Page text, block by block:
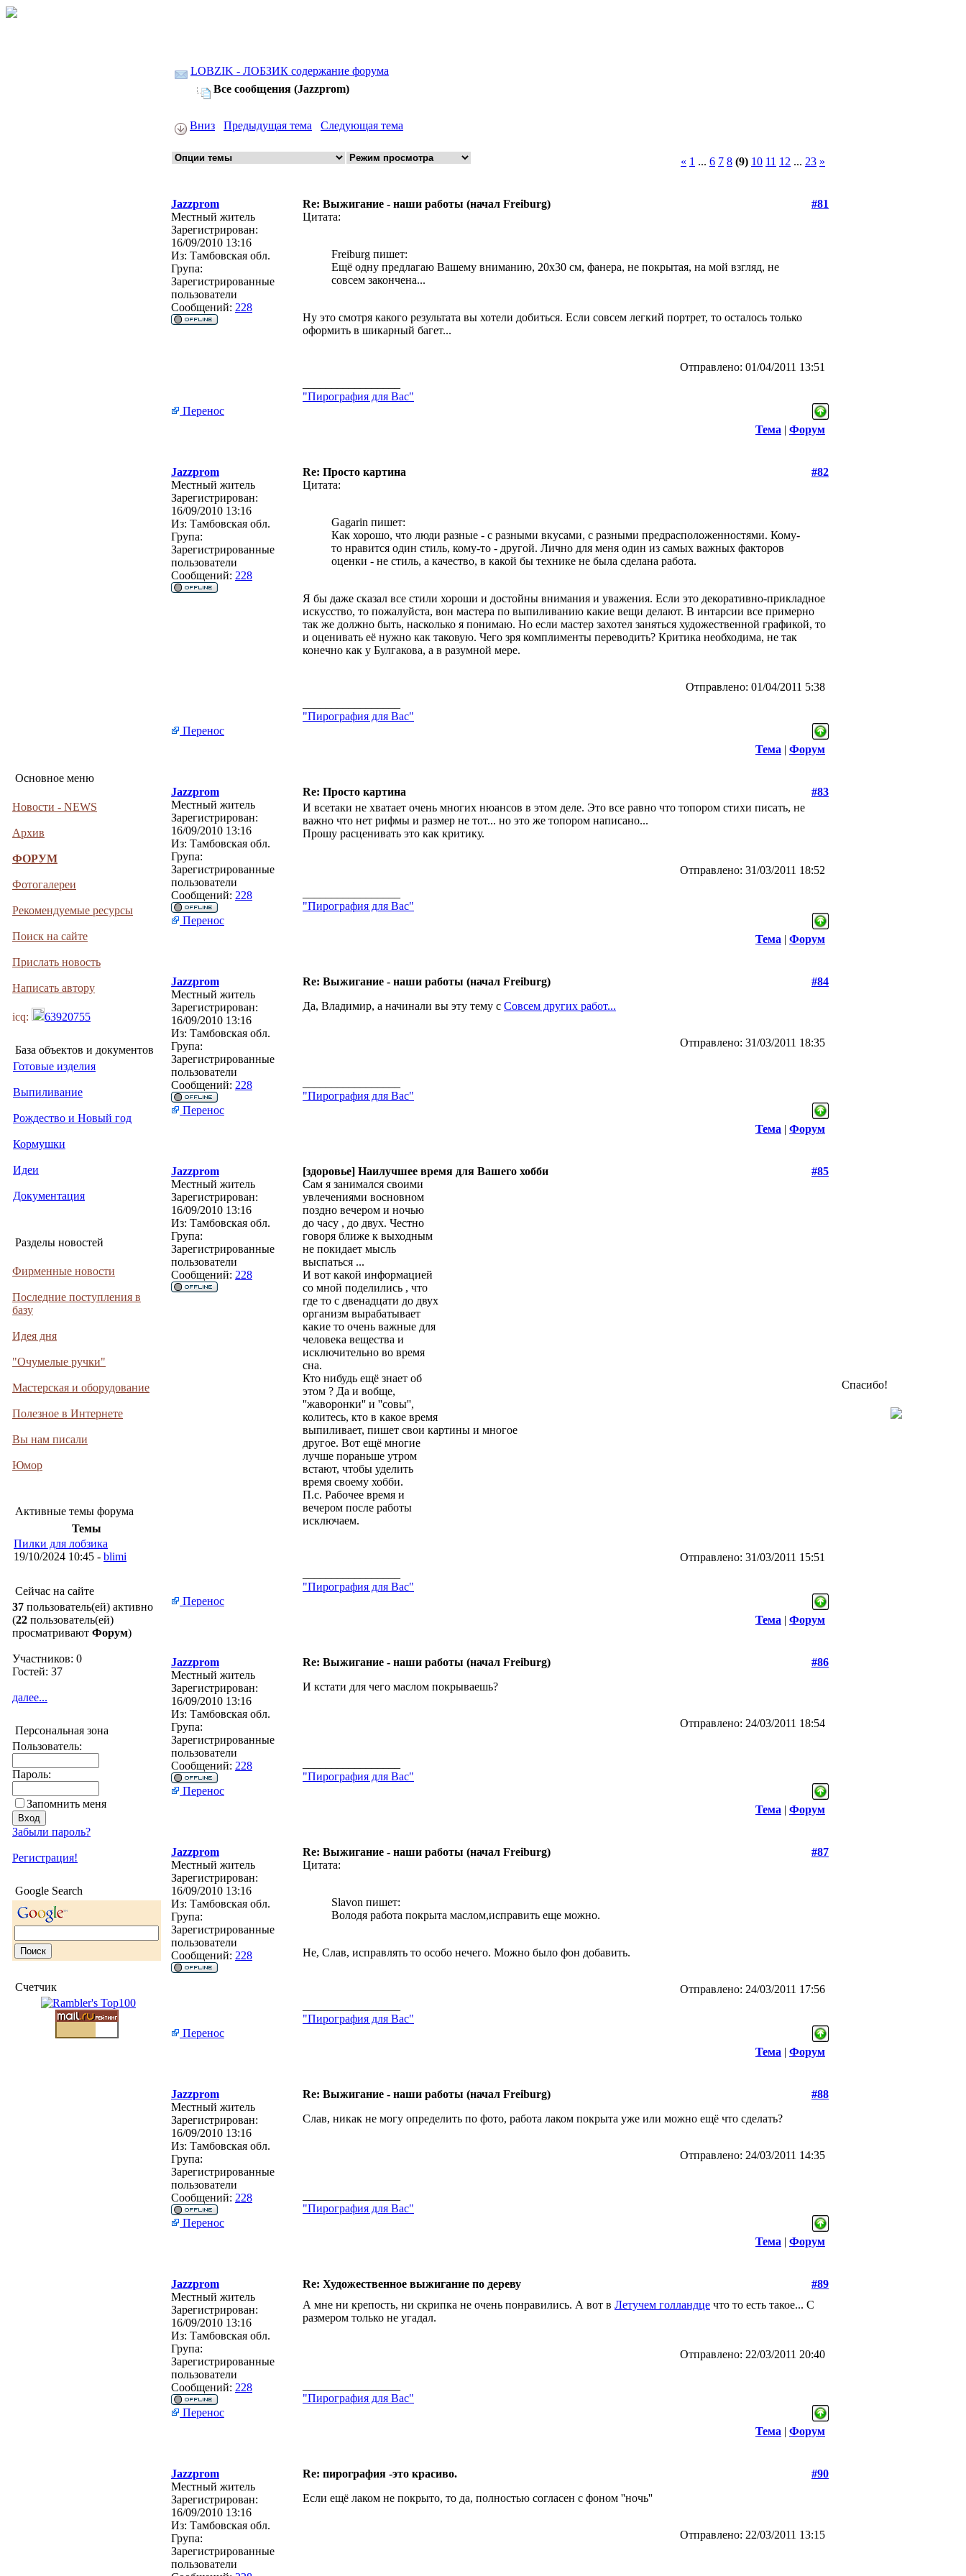
Основное меню
Новости - NEWS
Архив
ФОРУМ
Фотогалереи
Рекомендуемые ресурсы
Поиск на сайте
Прислать новость
Написать автору
icq: 63920755
База объектов и документов
Готовые изделия
Выпиливание
Рождество и Новый год
Кормушки
Идеи
Документация
Разделы новостей
Фирменные новости
Последние поступления в
базу
Идея дня
"Очумелые ручки"
Мастерская и оборудование
Полезное в Интернете
Вы нам писали
Юмор
Активные темы форума
Темы
Пилки для лобзика
19/10/2024 10:45 - blimi
Сейчас на сайте
37 пользователь(ей) активно
(22 пользователь(ей)
просматривают Форум)
Участников: 0
Гостей: 37
далее...
Персональная зона
Пользователь:
Пароль:
Запомнить меня
Забыли пароль?
Регистрация!
Google Search
Счетчик
LOBZIK - ЛОБЗИК содержание форума
Все сообщения (Jazzprom)
Вниз Предыдущая тема Следующая тема
« 1 ... 6 7 8 (9) 10 11 12 ... 23 »
Jazzprom Re: Выжигание - наши работы (начал Freiburg)
#81
Местный житель
Зарегистрирован:
16/09/2010 13:16
Из: Тамбовская обл.
Група:
Зарегистрированные
пользователи
Сообщений: 228
Цитата:
Freiburg пишет:
Ещё одну предлагаю Вашему вниманию, 20х30 см, фанера, не покрытая, на мой взгляд, не
совсем закончена...
Ну это смотря какого результата вы хотели добиться. Если совсем легкий портрет, то осталось только
оформить в шикарный багет...
Отправлено: 01/04/2011 13:51
"Пирография для Вас"
Перенос
Тема | Форум
Jazzprom Re: Просто картина
#82
Местный житель
Зарегистрирован:
16/09/2010 13:16
Из: Тамбовская обл.
Група:
Зарегистрированные
пользователи
Сообщений: 228
Цитата:
Gagarin пишет:
Как хорошо, что люди разные - с разными вкусами, с разными предрасположенностями. Кому-
то нравится один стиль, кому-то - другой. Лично для меня один из самых важных факторов
оценки - не стиль, а качество, в какой бы технике не была сделана работа.
Я бы даже сказал все стили хороши и достойны внимания и уважения. Если это декоративно-прикладное
искусство, то пожалуйста, вон мастера по выпиливанию какие вещи делают. В интарсии все примерно
так же должно быть, насколько я понимаю. Но если мастер захотел заняться художественной графикой, то
и оценивать её нужно как таковую. Чего зря комплименты переводить? Критика необходима, не так
конечно как у Булгакова, а в разумной мере.
Отправлено: 01/04/2011 5:38
"Пирография для Вас"
Перенос
Тема | Форум
Jazzprom Re: Просто картина
#83
Местный житель
Зарегистрирован:
16/09/2010 13:16
Из: Тамбовская обл.
Група:
Зарегистрированные
пользователи
Сообщений: 228
И всетаки не хватает очень многих нюансов в этом деле. Это все равно что топором стихи писать, не
важно что нет рифмы и размер не тот... но это же топором написано...
Прошу расценивать это как критику.
Отправлено: 31/03/2011 18:52
"Пирография для Вас"
Перенос
Тема | Форум
Jazzprom Re: Выжигание - наши работы (начал Freiburg)
#84
Местный житель
Зарегистрирован:
16/09/2010 13:16
Из: Тамбовская обл.
Група:
Зарегистрированные
пользователи
Сообщений: 228
Да, Владимир, а начинали вы эту тему с Совсем других работ...
Отправлено: 31/03/2011 18:35
"Пирография для Вас"
Перенос
Тема | Форум
Jazzprom [здоровье] Наилучшее время для Вашего хобби
#85
Местный житель
Зарегистрирован:
16/09/2010 13:16
Из: Тамбовская обл.
Група:
Зарегистрированные
пользователи
Сообщений: 228
Сам я занимался своими
увлечениями восновном
поздно вечером и ночью
до часу , до двух. Честно
говоря ближе к выходным
не покидает мысль
выспаться ...
И вот какой информацией
со мной поделились , что
где то с двенадцати до двух
организм вырабатывает
какие то очень важные для
человека вещества и
исключительно во время
сна.
Кто нибудь ещё знает об
этом ? Да и вобще,
''жаворонки'' и ''совы'',
колитесь, кто в какое время
выпиливает, пишет свои картины и многое
другое. Вот ещё многие
лучше пораньше утром
встают, чтобы уделить
время своему хобби.
П.с. Рабочее время и
вечером после работы
исключаем.
Отправлено: 31/03/2011 15:51
"Пирография для Вас"
Перенос
Тема | Форум
Jazzprom Re: Выжигание - наши работы (начал Freiburg)
#86
Местный житель
Зарегистрирован:
16/09/2010 13:16
Из: Тамбовская обл.
Група:
Зарегистрированные
пользователи
Сообщений: 228
И кстати для чего маслом покрываешь?
Отправлено: 24/03/2011 18:54
"Пирография для Вас"
Перенос
Тема | Форум
Jazzprom Re: Выжигание - наши работы (начал Freiburg)
#87
Местный житель
Зарегистрирован:
16/09/2010 13:16
Из: Тамбовская обл.
Група:
Зарегистрированные
пользователи
Сообщений: 228
Цитата:
Slavon пишет:
Володя работа покрыта маслом,исправить еще можно.
Не, Слав, исправлять то особо нечего. Можно было фон добавить.
Отправлено: 24/03/2011 17:56
"Пирография для Вас"
Перенос
Тема | Форум
Jazzprom Re: Выжигание - наши работы (начал Freiburg)
#88
Местный житель
Зарегистрирован:
16/09/2010 13:16
Из: Тамбовская обл.
Група:
Зарегистрированные
пользователи
Сообщений: 228
Слав, никак не могу определить по фото, работа лаком покрыта уже или можно ещё что сделать?
Отправлено: 24/03/2011 14:35
"Пирография для Вас"
Перенос
Тема | Форум
Jazzprom Re: Художественное выжигание по дереву
#89
Местный житель
Зарегистрирован:
16/09/2010 13:16
Из: Тамбовская обл.
Група:
Зарегистрированные
пользователи
Сообщений: 228
А мне ни крепость, ни скрипка не очень понравились. А вот в Летучем голландце что то есть такое... С
размером только не угадал.
Отправлено: 22/03/2011 20:40
"Пирография для Вас"
Перенос
Тема | Форум
Jazzprom Re: пирография -это красиво.
#90
Местный житель
Зарегистрирован:
16/09/2010 13:16
Из: Тамбовская обл.
Група:
Зарегистрированные
пользователи
Если ещё лаком не покрыто, то да, полностью согласен с фоном ''ночь''
Отправлено: 22/03/2011 13:15
Спасибо!